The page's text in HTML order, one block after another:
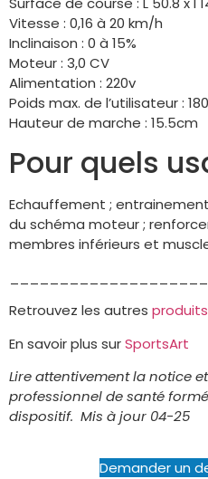
Vitesse : 0,16 à 20 km/h
Inclinaison : 0 à 15%
Moteur : 3,0 CV
Alimentation : 220v
Poids max. de l’utilisateur :
Hauteur de marche : 15.5cm
Pour quels
Echauffement ;
du schéma moteur ;
membres inférieurs et
Retrouvez les autres
En savoir plus surSportsArt
Lire attentivement la notice
professionnel de santé
dispositif. Mis à jour 04-25
Demander un